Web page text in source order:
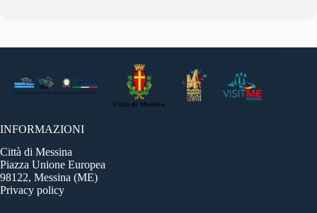
INFORMAZIONI
Città di Messina
Piazza Unione Europea
98122, Messina (ME)
Privacy policy